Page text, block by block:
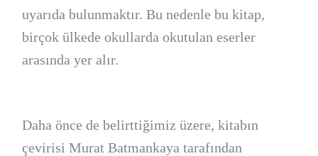
uyarıda bulunmaktır. Bu nedenle bu kitap,
birçok ülkede okullarda okutulan eserler
arasında yer alır.
Daha önce de belirttiğimiz üzere, kitabın
çevirisi Murat Batmankaya tarafından